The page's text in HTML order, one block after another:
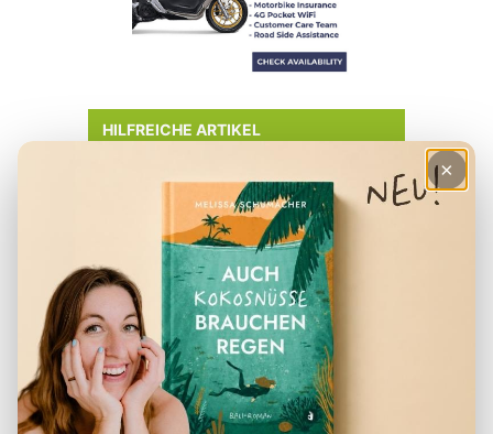
HILFREICHE ARTIKEL
– Checkliste für den Urlaub
– Deine Finanzen in Indonesien
– Der perfekte Reiserucksack
– Visum für Indonesien
– Packliste für Indonesien
– Reiseapotheke Indonesien
– Beste Reisezeit Indonesien
×